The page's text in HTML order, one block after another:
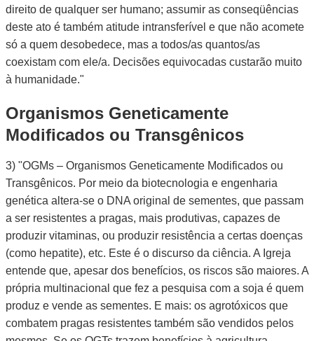
direito de qualquer ser humano; assumir as conseqüências
deste ato é também atitude intransferível e que não acomete
só a quem desobedece, mas a todos/as quantos/as
coexistam com ele/a. Decisões equivocadas custarão muito
à humanidade."
Organismos Geneticamente
Modificados ou Transgênicos
3) "OGMs – Organismos Geneticamente Modificados ou
Transgênicos. Por meio da biotecnologia e engenharia
genética altera-se o DNA original de sementes, que passam
a ser resistentes a pragas, mais produtivas, capazes de
produzir vitaminas, ou produzir resistência a certas doenças
(como hepatite), etc. Este é o discurso da ciência. A Igreja
entende que, apesar dos benefícios, os riscos são maiores. A
própria multinacional que fez a pesquisa com a soja é quem
produz e vende as sementes. E mais: os agrotóxicos que
combatem pragas resistentes também são vendidos pelos